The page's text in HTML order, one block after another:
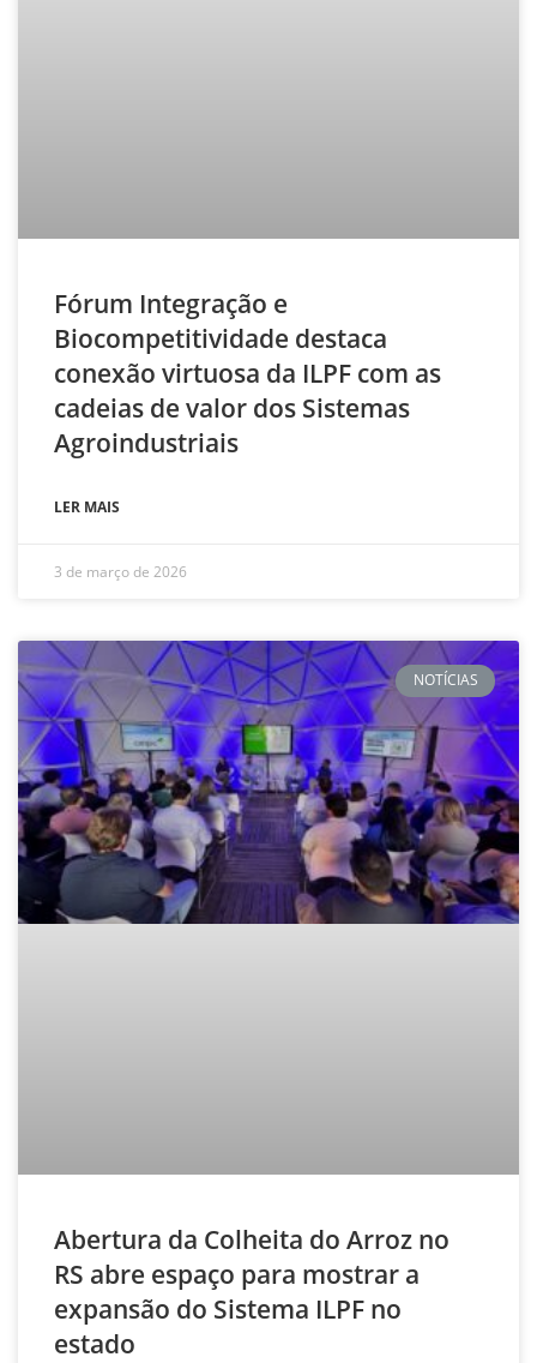
Fórum Integração e
Biocompetitividade destaca
conexão virtuosa da ILPF com as
cadeias de valor dos Sistemas
Agroindustriais
LER MAIS
3 de março de 2026
NOTÍCIAS
Abertura da Colheita do Arroz no
RS abre espaço para mostrar a
expansão do Sistema ILPF no
estado